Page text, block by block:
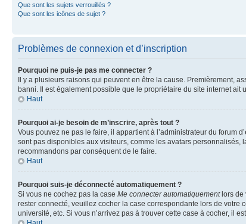
Que sont les sujets verrouillés ?
Que sont les icônes de sujet ?
Problèmes de connexion et d’inscription
Pourquoi ne puis-je pas me connecter ?
Il y a plusieurs raisons qui peuvent en être la cause. Premièrement,
banni. Il est également possible que le propriétaire du site internet ait
Haut
Pourquoi ai-je besoin de m’inscrire, après tout ?
Vous pouvez ne pas le faire, il appartient à l’administrateur du forum
sont pas disponibles aux visiteurs, comme les avatars personnalisés,
recommandons par conséquent de le faire.
Haut
Pourquoi suis-je déconnecté automatiquement ?
Si vous ne cochez pas la case Me connecter automatiquementlors de
rester connecté, veuillez cocher la case correspondante lors de votre
université, etc. Si vous n’arrivez pas à trouver cette case à cocher, il